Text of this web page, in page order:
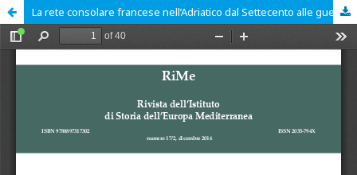
La rete consolare francese nell’Adriatico dal Settecento alle guerre napoleoniche (1754-1814)